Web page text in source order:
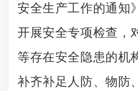
安全生产工作的通知
开展安全专项检查，
等存在安全隐患的机
补齐补足人防、物防